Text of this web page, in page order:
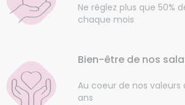
Ne réglez plus que 50%
chaque mois
Bien-être de nos
Au coeur de nos valeurs
ans